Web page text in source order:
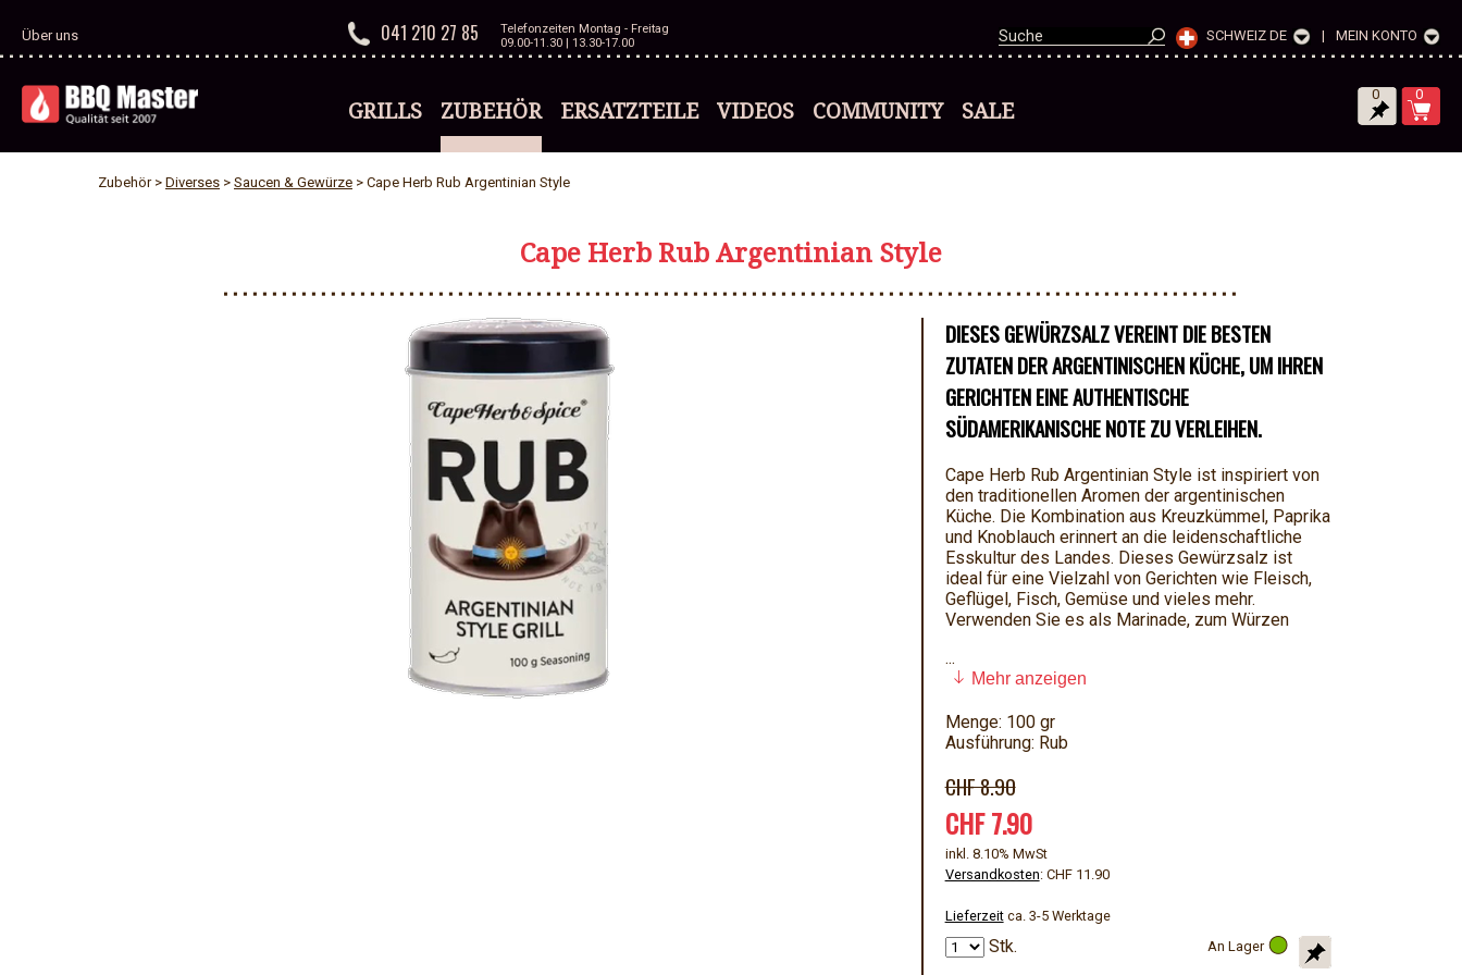
Über uns SCHWEIZ DE | MEIN KONTO
041 210 27 85
Telefonzeiten Montag - Freitag
09.00-11.30 | 13.30-17.00
GRILLS ZUBEHÖR ERSATZTEILE VIDEOS COMMUNITY SALE
0 0
Zubehör > Diverses > Saucen & Gewürze > Cape Herb Rub Argentinian Style
Cape Herb Rub Argentinian Style
DIESES GEWÜRZSALZ VEREINT DIE BESTEN
ZUTATEN DER ARGENTINISCHEN KÜCHE, UM IHREN
GERICHTEN EINE AUTHENTISCHE
SÜDAMERIKANISCHE NOTE ZU VERLEIHEN.
Cape Herb Rub Argentinian Style ist inspiriert von
den traditionellen Aromen der argentinischen
Küche. Die Kombination aus Kreuzkümmel, Paprika
und Knoblauch erinnert an die leidenschaftliche
Esskultur des Landes. Dieses Gewürzsalz ist
ideal für eine Vielzahl von Gerichten wie Fleisch,
Geflügel, Fisch, Gemüse und vieles mehr.
Verwenden Sie es als Marinade, zum Würzen
...
Mehr anzeigen
Menge: 100 gr
Ausführung: Rub
CHF 8.90
CHF 7.90
inkl. 8.10% MwSt
Versandkosten: CHF 11.90
Lieferzeitca. 3-5 Werktage
Stk. An Lager